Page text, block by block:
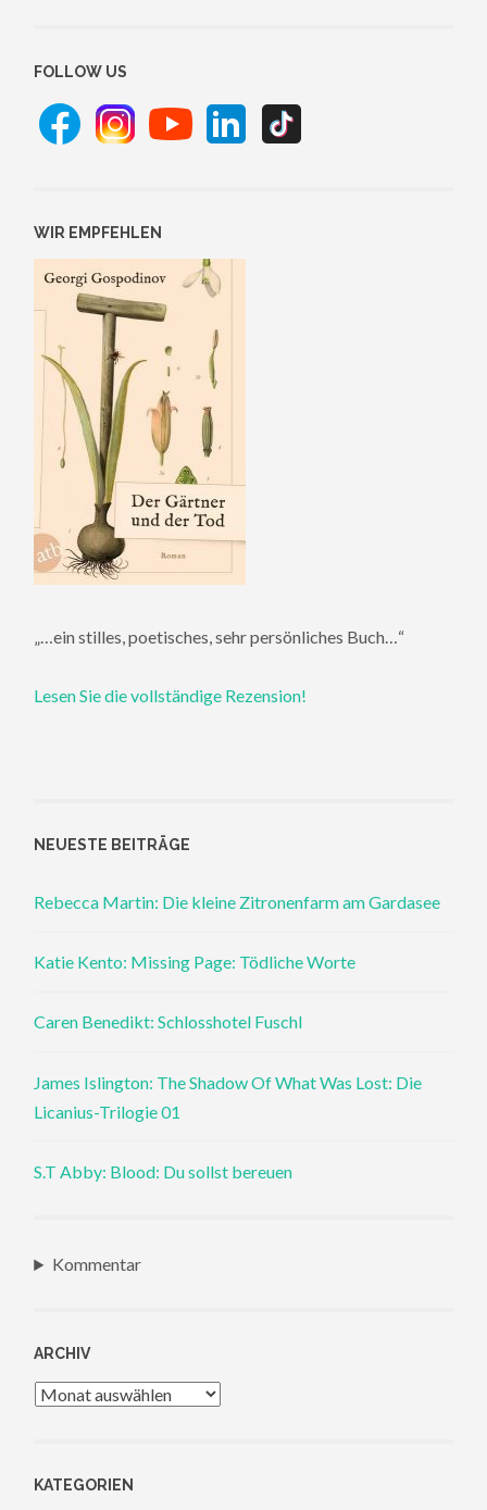
FOLLOW US
WIR EMPFEHLEN
„…ein stilles, poetisches, sehr persönliches Buch…“
Lesen Sie die vollständige Rezension!
NEUESTE BEITRÄGE
Rebecca Martin: Die kleine Zitronenfarm am Gardasee
Katie Kento: Missing Page: Tödliche Worte
Caren Benedikt: Schlosshotel Fuschl
James Islington: The Shadow Of What Was Lost: Die
Licanius-Trilogie 01
S.T Abby: Blood: Du sollst bereuen
Kommentar
ARCHIV
Archiv
KATEGORIEN